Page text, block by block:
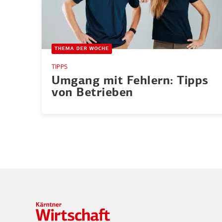
THEMA DER WOCHE
TIPPS
Umgang mit Fehlern: Tipps
von Betrieben